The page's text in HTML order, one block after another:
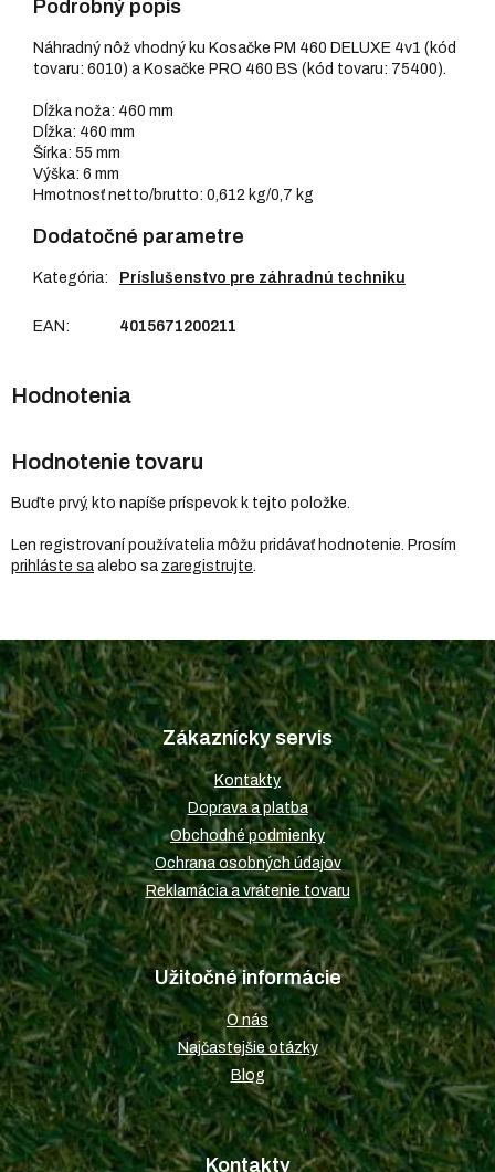
Podrobný popis
Náhradný nôž vhodný ku Kosačke PM 460 DELUXE 4v1 (kód
tovaru: 6010) a Kosačke PRO 460 BS (kód tovaru: 75400).
Dĺžka noža: 460 mm
Dĺžka: 460 mm
Šírka: 55 mm
Výška: 6 mm
Hmotnosť netto/brutto: 0,612 kg/0,7 kg
Dodatočné parametre
Kategória: Príslušenstvo pre záhradnú techniku
EAN : 4015671200211
Hodnotenie tovaru
Buďte prvý, kto napíše príspevok k tejto položke.
Len registrovaní používatelia môžu pridávať hodnotenie. Prosím
prihláste sa alebo sa zaregistrujte
Z
á
p
ä
t
i
e
Zákaznícky servis
Kontakty
Doprava a platba
Obchodné podmienky
Ochrana osobných údajov
Reklamácia a vrátenie tovaru
Užitočné informácie
O nás
Najčastejšie otázky
Blog
Kontakty